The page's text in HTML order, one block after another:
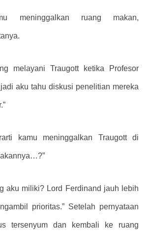
meninggalkan ruang makan,
melayani Traugott ketika Profesor
aku tahu diskusi penelitian mereka
kamu meninggalkan Traugott di
aku miliki? Lord Ferdinand jauh lebih
prioritas.” Setelah pernyataan
tersenyum dan kembali ke ruang